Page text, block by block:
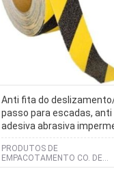
Anti fita do
passo para escadas,
adesiva abrasiva
do deslizamento de
escorregadio, segurança
assoalho escorregadio do
PRODUTOS DE
EMPACOTAMENTO CO. DE
YANTAI BAGEASE, LTD.